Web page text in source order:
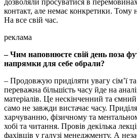
дозволяли просуватися в
контакт, але немає конкретики. Тому
На все свій час.
реклама
– Чим наповнюєте свій день поза
напрямки для себе обрали?
– Продовжую приділяти увагу сім’ї та
переважна більшість часу йде на
матеріалів. Це нескінченний та
само не завжди вистачає часу.
харчуванню, фізичному та
хобі та читання. Провів декілька
фахівців у галузі менеджменту. А